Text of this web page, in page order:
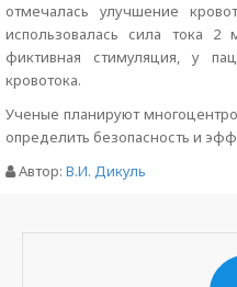
отмечалась улучшение
использовалась сила тока
фиктивная стимуляция, у
кровотока.
Ученые планируют
определить безопасность и
Автор: В.И. Дикуль